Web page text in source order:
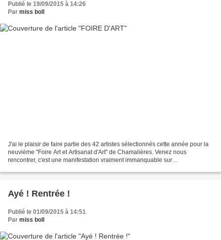
Publié le 19/09/2015 à 14:26
Par miss boll
J'ai le plaisir de faire partie des 42 artistes sélectionnés cette année pour la
neuvième "Foire Art et Artisanat d'Art" de Chamalières. Venez nous
rencontrer, c'est une manifestation vraiment immanquable sur
Ayé ! Rentrée !
Publié le 01/09/2015 à 14:51
Par miss boll